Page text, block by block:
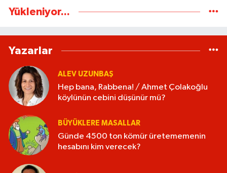
Yükleniyor...
Yazarlar
ALEV UZUNBAŞ
Hep bana, Rabbena! / Ahmet Çolakoğlu
köylünün cebini düşünür mü?
BÜYÜKLERE MASALLAR
Günde 4500 ton kömür üretememenin
hesabını kim verecek?